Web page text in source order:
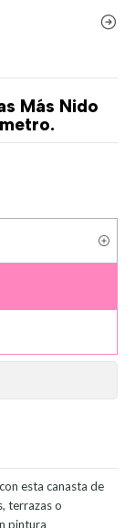
Más Nido
esta canasta de
terrazas o
pintura